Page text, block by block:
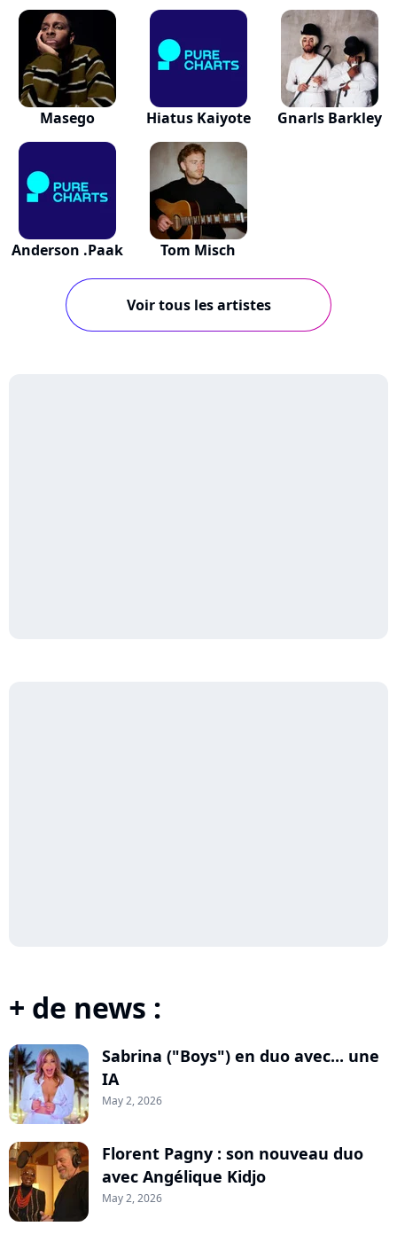
Masego Hiatus Kaiyote Gnarls Barkley
Anderson .Paak Tom Misch
Voir tous les artistes
+ de news :
Sabrina ("Boys") en duo avec... une
IA
May 2, 2026
Florent Pagny : son nouveau duo
avec Angélique Kidjo
May 2, 2026